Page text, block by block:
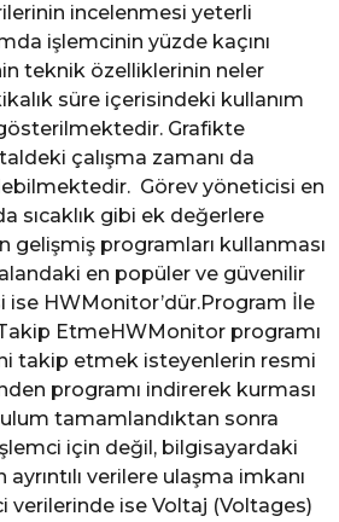
incelenmesi yeterli
işlemcinin yüzde kaçını
teknik özelliklerinin neler
süre içerisindeki kullanım
Grafikte
çalışma zamanı da
Görev yöneticisi en
sıcaklık gibi ek değerlere
gelişmiş programları kullanması
en popüler ve güvenilir
ise HWMonitor’dür.Program İle
EtmeHWMonitor programı
takip etmek isteyenlerin resmi
programı indirerek kurması
tamamlandıktan sonra
için değil, bilgisayardaki
verilere ulaşma imkanı
verilerinde ise Voltaj (Voltages)